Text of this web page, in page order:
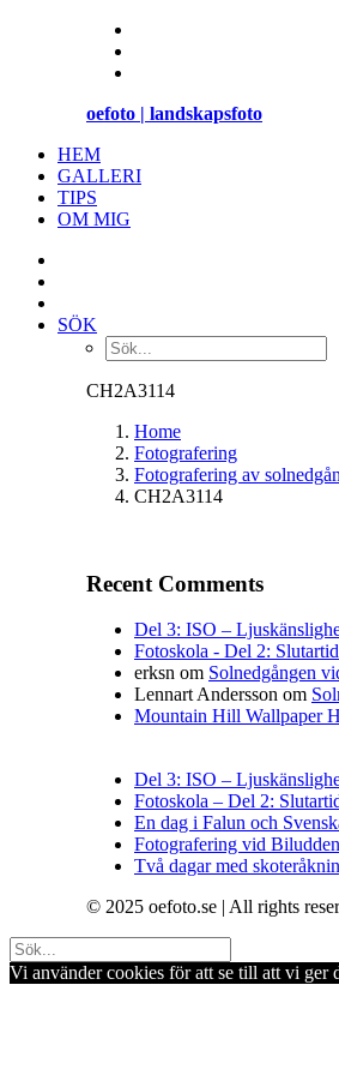
oefoto | landskapsfoto
HEM
GALLERI
TIPS
OM MIG
SÖK
CH2A3114
Home
Fotografering
Fotografering av
CH2A3114
Recent Comments
Del 3: ISO –
Fotoskola - Del 2:
erksn om Solnedgången
Lennart Andersson om
Mountain Hill Wallpaper
Del 3: ISO –
Fotoskola – Del 2:
En dag i Falun och
Fotografering vid
Två dagar med
© 2025 oefoto.se | All rights
Vi använder cookies för att se till att vi ger